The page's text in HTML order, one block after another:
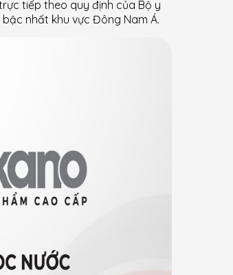
tiếp theo quy định của Bộ y
nhất khu vực Đông Nam Á.